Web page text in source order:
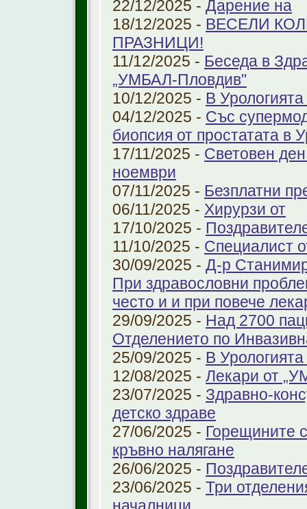
22/12/2025 - Дарение на
18/12/2025 - ВЕСЕЛИ
ПРАЗНИЦИ!
11/12/2025 - Беседа в
„УМБАЛ-Пловдив"
10/12/2025 - В
04/12/2025 - Със
биопсия от простатата в
17/11/2025 - Световен
ноември
07/11/2025 - Безплатни
06/11/2025 - Хирурзи от
17/10/2025 -
11/10/2025 - Специалист
30/09/2025 - Д-р
При здравословни
често и и при повече
29/09/2025 - Над 2700
Отделението по
25/09/2025 - В
12/08/2025 - Лекари от
23/07/2025 - Здравно-
детско здраве
27/06/2025 - Горещините
кръвно налягане
26/06/2025 -
23/06/2025 - Три